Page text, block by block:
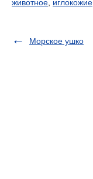
животное иглокожие
Морское ушко